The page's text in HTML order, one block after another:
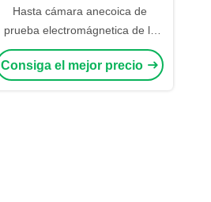
Hasta cámara anecoica de
prueba electromágnetica de la
prueba de los amortiguadores de
40GHz Rf
Consiga el mejor precio